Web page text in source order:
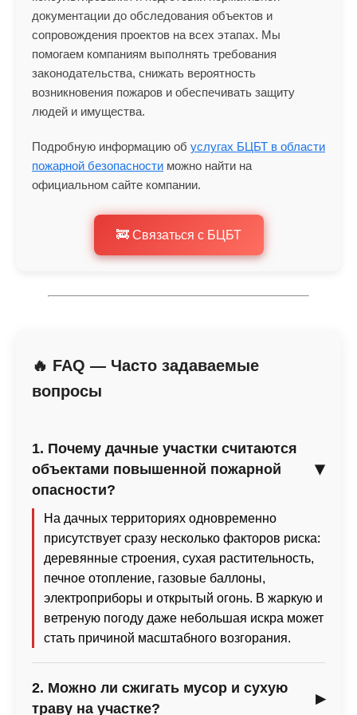
документации до обследования объектов и
сопровождения проектов на всех этапах. Мы
помогаем компаниям выполнять требования
законодательства, снижать вероятность
возникновения пожаров и обеспечивать защиту
людей и имущества.
Подробную информацию об услугах БЦБТ в области
пожарной безопасности можно найти на
официальном сайте компании.
🚒 Связаться с БЦБТ
🔥 FAQ — Часто задаваемые
вопросы
1. Почему дачные участки считаются
объектами повышенной пожарной
опасности?
На дачных территориях одновременно
присутствует сразу несколько факторов риска:
деревянные строения, сухая растительность,
печное отопление, газовые баллоны,
электроприборы и открытый огонь. В жаркую и
ветреную погоду даже небольшая искра может
стать причиной масштабного возгорания.
2. Можно ли сжигать мусор и сухую
траву на участке?